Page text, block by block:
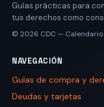
Guías prácticas para
tus derechos como
© 2026 CDC —
NAVEGACIÓN
Guías de compra y
Deudas y tarjetas